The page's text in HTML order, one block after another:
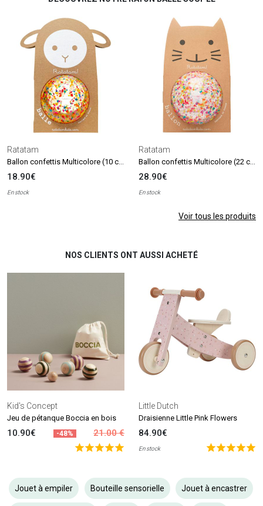
Ratatam
18.90€
En stock
Ratatam
28.90€
En stock
Voir tous les produits
NOS CLIENTS ONT AUSSI ACHETÉ
Kid's Concept
Jeu de pétanque Boccia en bois
10.90€ -48% 21.00 €
Little Dutch
Draisienne Little Pink Flowers
84.90€
En stock
Jouet à empiler Bouteille sensorielle Jouet à encastrer